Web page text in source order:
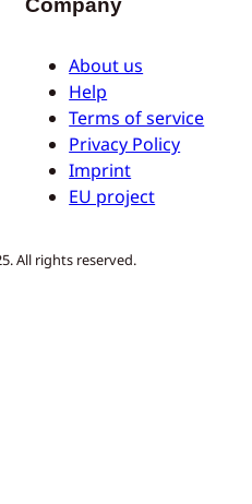
Company
About us
Help
Terms of service
Privacy Policy
Imprint
EU project
All rights reserved.